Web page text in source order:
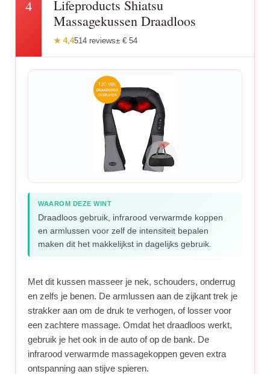
4
Lifeproducts Shiatsu
Massagekussen Draadloos
★ 4,4514 reviews± € 54
WAAROM DEZE WINT
Draadloos gebruik, infrarood verwarmde koppen
en armlussen voor zelf de intensiteit bepalen
maken dit het makkelijkst in dagelijks gebruik.
Met dit kussen masseer je nek, schouders, onderrug
en zelfs je benen. De armlussen aan de zijkant trek je
strakker aan om de druk te verhogen, of losser voor
een zachtere massage. Omdat het draadloos werkt,
gebruik je het ook in de auto of op de bank. De
infrarood verwarmde massagekoppen geven extra
ontspanning aan stijve spieren.